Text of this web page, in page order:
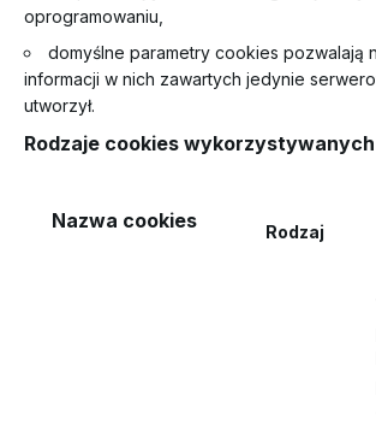
oprogramowaniu,
domyślne parametry cookies pozwalają
informacji w nich zawartych jedynie
utworzył.
Rodzaje cookies
Nazwa cookies Rodzaj